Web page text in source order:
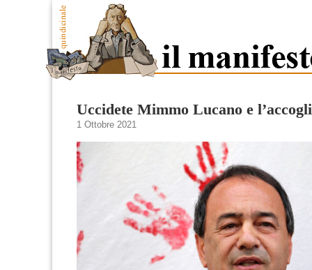
Uccidete Mimmo Lucano e
1 Ottobre 2021